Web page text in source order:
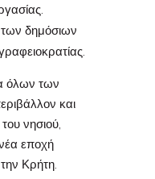
των δημόσιων
όλων των
και
νησιού,
εποχή
Κρήτη.